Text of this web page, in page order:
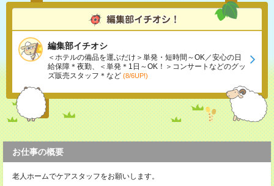
編集部イチオシ
＜ホテルの備品を運ぶだけ＞単発・短時間～OK／安心の日
給保障＊夜勤、＜単発＊1日～OK！＞コンサートなどのグッ
ズ販売スタッフ＊など (8/6UP!)
お仕事の概要
老人ホームでケアスタッフをお願いします。